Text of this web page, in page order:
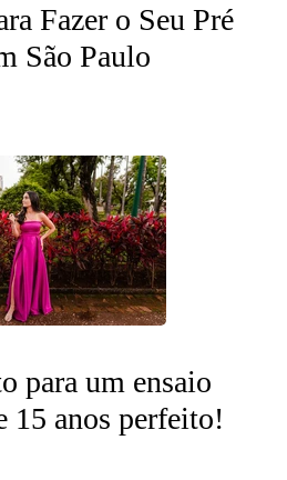
Fazer o Seu Pré
São Paulo
para um ensaio
15 anos perfeito!